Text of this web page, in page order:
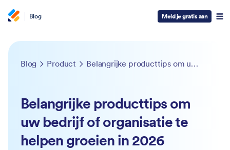
Blog Meld je gratis aan
Blog Product Belangrijke producttips om uw bedrijf of organisatie te helpen groeien in 2026
Belangrijke producttips om
uw bedrijf of organisatie te
helpen groeien in 2026